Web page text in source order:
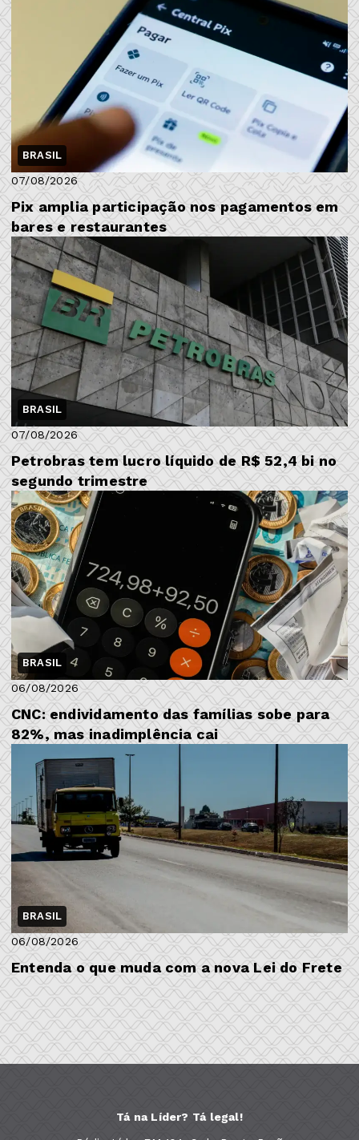
BRASIL
07/08/2026
Pix amplia participação nos pagamentos em
bares e restaurantes
BRASIL
07/08/2026
Petrobras tem lucro líquido de R$ 52,4 bi no
segundo trimestre
BRASIL
06/08/2026
CNC: endividamento das famílias sobe para
82%, mas inadimplência cai
BRASIL
06/08/2026
Entenda o que muda com a nova Lei do Frete
Tá na Líder? Tá legal!